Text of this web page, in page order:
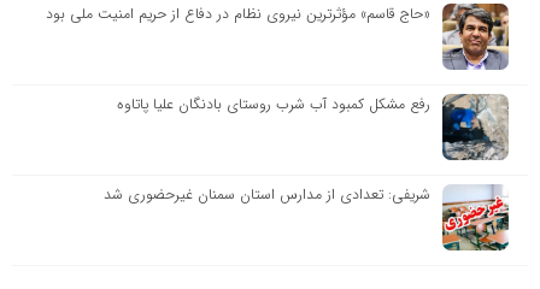
«حاج قاسم» مؤثرترین نیروی نظام در دفاع از حریم امنیت ملی بود
رفع مشکل کمبود آب شرب روستای بادنگان علیا پاتاوه
شریفی: تعدادی از مدارس استان سمنان غیرحضوری شد